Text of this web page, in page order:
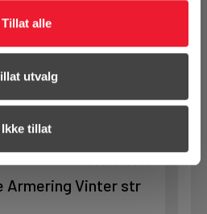
Tillat alle
utvalg
Ikke tillat
Handleliste
Armering Vinter str